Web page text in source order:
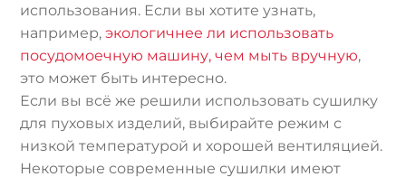
использования. Если вы хотите узнать,
например,экологичнее ли использовать
посудомоечную машину, чем мыть вручную,
это может быть интересно.
Если вы всё же решили использовать сушилку
для пуховых изделий, выбирайте режим с
низкой температурой и хорошей вентиляцией.
Некоторые современные сушилки имеют